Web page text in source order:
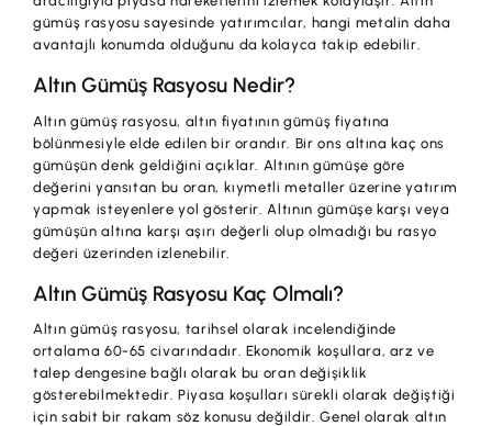
Kampanyalar
Başvuru Yap
POS Ürünleri
Dış Ticaret
Sigorta ve Emeklilik
Sektörel Paketler
İş Birliklerimiz
Kampanyalar
Başvuru Yap
gümüş rasyosu sayesinde yatırımcılar, hangi metalin daha
avantajlı konumda olduğunu da kolayca takip edebilir.
Altın Gümüş Rasyosu Nedir?
Altın gümüş rasyosu, altın fiyatının gümüş fiyatına
bölünmesiyle elde edilen bir orandır. Bir ons altına kaç ons
gümüşün denk geldiğini açıklar. Altının gümüşe göre
değerini yansıtan bu oran, kıymetli metaller üzerine yatırım
yapmak isteyenlere yol gösterir. Altının gümüşe karşı veya
gümüşün altına karşı aşırı değerli olup olmadığı bu rasyo
değeri üzerinden izlenebilir.
Altın Gümüş Rasyosu Kaç Olmalı?
Altın gümüş rasyosu, tarihsel olarak incelendiğinde
ortalama 60-65 civarındadır. Ekonomik koşullara, arz ve
talep dengesine bağlı olarak bu oran değişiklik
gösterebilmektedir. Piyasa koşulları sürekli olarak değiştiği
için sabit bir rakam söz konusu değildir. Genel olarak altın